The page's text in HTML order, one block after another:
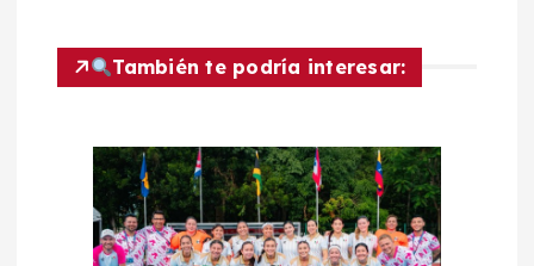
c
También te podría interesar: